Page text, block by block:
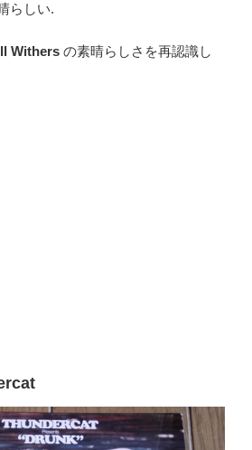
らしい.
Withers の素晴らしさを再認識し